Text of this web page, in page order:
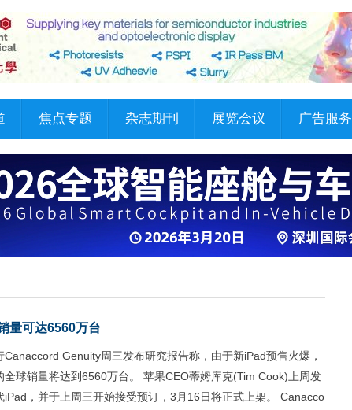
焦点专题 杂志期刊 展览会议 广告服务
量可达6560万台
Genuity周三发布研究报告称，由于新iPad预售火爆，
全球销量将达到6560万台。 苹果CEO蒂姆库克(Tim Cook)上周发
iPad，并于上周三开始接受预订，3月16日将正式上架。 Canacco